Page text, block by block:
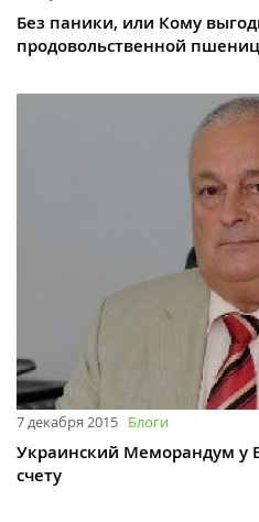
Без паники, или Кому
продовольственной
7 декабря 2015 Блоги
Украинский Меморандум у
счету